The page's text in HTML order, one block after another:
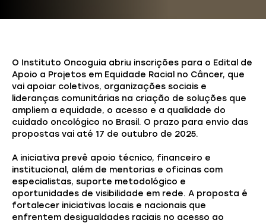
O Instituto Oncoguia abriu inscrições para o Edital de
Apoio a Projetos em Equidade Racial no Câncer, que
vai apoiar coletivos, organizações sociais e
lideranças comunitárias na criação de soluções que
ampliem a equidade, o acesso e a qualidade do
cuidado oncológico no Brasil. O prazo para envio das
propostas vai até 17 de outubro de 2025.
A iniciativa prevê apoio técnico, financeiro e
institucional, além de mentorias e oficinas com
especialistas, suporte metodológico e
oportunidades de visibilidade em rede. A proposta é
fortalecer iniciativas locais e nacionais que
enfrentem desigualdades raciais no acesso ao